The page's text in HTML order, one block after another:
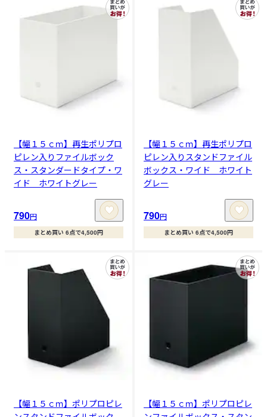
【幅１５ｃｍ】再生ポリプロ
ピレン入りファイルボック
ス・スタンダードタイプ・ワ
イド ホワイトグレー
790円
まとめ買い 6点で4,500円
【幅１５ｃｍ】再生ポリプロ
ピレン入りスタンドファイル
ボックス・ワイド ホワイト
グレー
790円
まとめ買い 6点で4,500円
【幅１５ｃｍ】ポリプロピレ
【幅１５ｃｍ】ポリプロピレ